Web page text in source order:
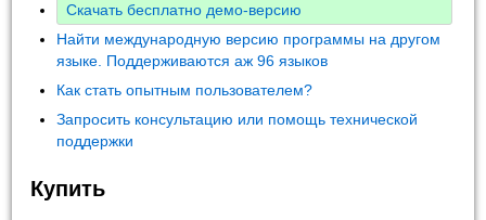
Скачать бесплатно демо-версию
Найти международную версию программы на другом
языке. Поддерживаются аж 96 языков
Как стать опытным пользователем?
Запросить консультацию или помощь технической
поддержки
Купить